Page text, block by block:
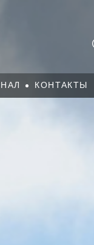
КОНТАКТЫ